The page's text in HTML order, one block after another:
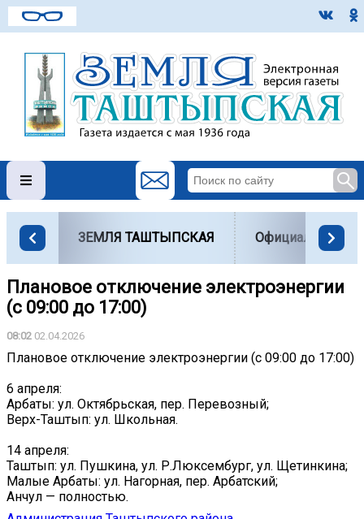
ЗЕМЛЯ ТАШТЫПСКАЯ Официально
Плановое отключение электроэнергии
(с 09:00 до 17:00)
08:02 02.04.2026
Плановое отключение электроэнергии (с 09:00 до 17:00)
6 апреля:
Арбаты: ул. Октябрьская, пер. Перевозный;
Верх-Таштып: ул. Школьная.
14 апреля:
Таштып: ул. Пушкина, ул. Р.Люксембург, ул. Щетинкина;
Малые Арбаты: ул. Нагорная, пер. Арбатский;
Анчул — полностью.